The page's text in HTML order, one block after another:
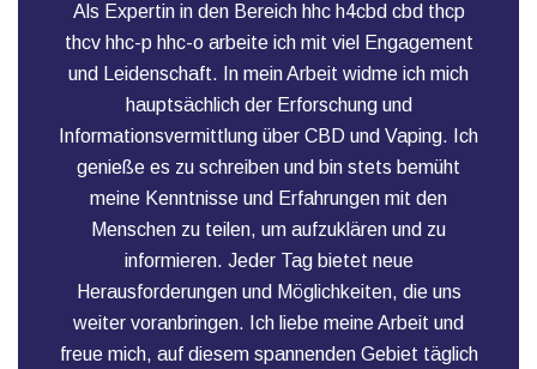
Als Expertin in den Bereich hhc h4cbd cbd thcp
thcv hhc-p hhc-o arbeite ich mit viel Engagement
und Leidenschaft. In mein Arbeit widme ich mich
hauptsächlich der Erforschung und
Informationsvermittlung über CBD und Vaping. Ich
genieße es zu schreiben und bin stets bemüht
meine Kenntnisse und Erfahrungen mit den
Menschen zu teilen, um aufzuklären und zu
informieren. Jeder Tag bietet neue
Herausforderungen und Möglichkeiten, die uns
weiter voranbringen. Ich liebe meine Arbeit und
freue mich, auf diesem spannenden Gebiet täglich